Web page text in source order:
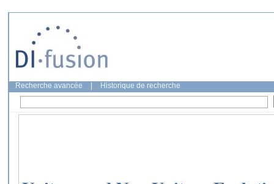
Recherche avancée Historique de recherche